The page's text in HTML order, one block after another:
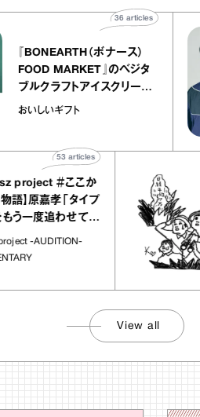
『BONEARTH（ボナース）
FOOD MARKET』のベジタ
ブルクラフトアイスクリーム
｜真野知子の「おいしいギフ
おいしいギフト
36articles
＃ここか
嘉孝「タイプ
度追わせてく
AUDITION-
articles
View all